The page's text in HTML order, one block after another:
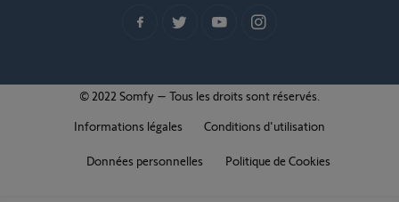
© 2022 Somfy – Tous les droits sont réservés.
Informations légales
Conditions d'utilisation
Données personnelles Politique de Cookies